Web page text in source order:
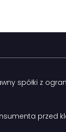
spółki z
przed